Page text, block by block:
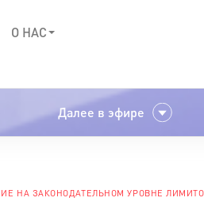
О НАС
Далее в эфире
НА ЗАКОНОДАТЕЛЬНОМ УРОВНЕ